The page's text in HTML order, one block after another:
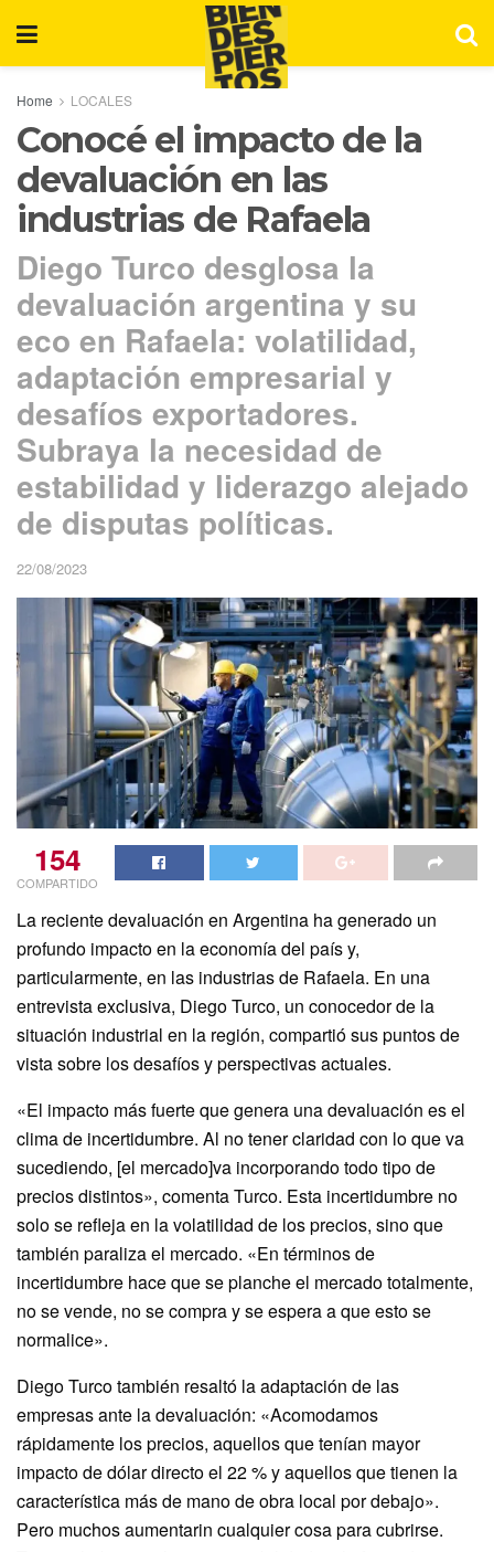
Home LOCALES
Conocé el impacto de la
devaluación en las
industrias de Rafaela
Diego Turco desglosa la
devaluación argentina y su
eco en Rafaela: volatilidad,
adaptación empresarial y
desafíos exportadores.
Subraya la necesidad de
estabilidad y liderazgo alejado
de disputas políticas.
22/08/2023
154
COMPARTIDO
La reciente devaluación en Argentina ha generado un
profundo impacto en la economía del país y,
particularmente, en las industrias de Rafaela. En una
entrevista exclusiva, Diego Turco, un conocedor de la
situación industrial en la región, compartió sus puntos de
vista sobre los desafíos y perspectivas actuales.
«El impacto más fuerte que genera una devaluación es el
clima de incertidumbre. Al no tener claridad con lo que va
sucediendo, [el mercado]va incorporando todo tipo de
precios distintos», comenta Turco. Esta incertidumbre no
solo se refleja en la volatilidad de los precios, sino que
también paraliza el mercado. «En términos de
incertidumbre hace que se planche el mercado totalmente,
no se vende, no se compra y se espera a que esto se
normalice».
Diego Turco también resaltó la adaptación de las
empresas ante la devaluación: «Acomodamos
rápidamente los precios, aquellos que tenían mayor
impacto de dólar directo el 22 % y aquellos que tienen la
característica más de mano de obra local por debajo».
Pero muchos aumentarin cualquier cosa para cubrirse.